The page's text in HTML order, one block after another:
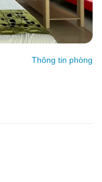
Thông tin phòng